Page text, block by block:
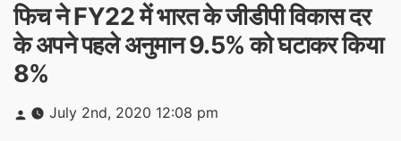
फिच ने FY22 में भारत के जीडीपी विकास दर
के अपने पहले अनुमान 9.5% को घटाकर किया
8%
Posted
by
July 2nd, 2020 12:08 pm